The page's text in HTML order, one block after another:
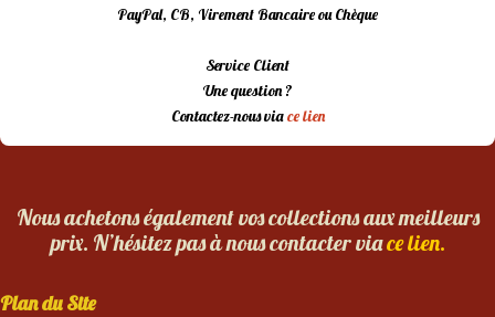
PayPal, CB, Virement Bancaire ou Chèque
Service Client
Une question ?
Contactez-nous viace lien
Nous achetons également vos collections aux meilleurs
prix. N’hésitez pas à nous contacter viace lien.
Plan du Site